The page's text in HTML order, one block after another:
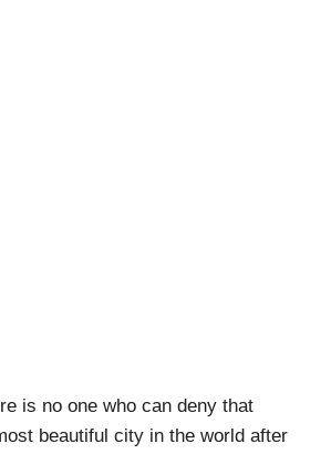
is no one who can deny that
beautiful city in the world after